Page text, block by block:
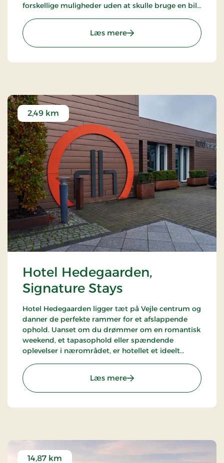
forskellige muligheder uden at skulle bruge en bil.
The Hotel Alliance.
Læs mere: ToRVehallerne, Partner
Hotel Hedegaarden,
Signature Stays
2,49 km
Hotel Hedegaarden ligger tæt på Vejle centrum og
danner de perfekte rammer for et afslappende
ophold. Uanset om du drømmer om en romantisk
weekend, et tapasophold eller spændende
oplevelser i nærområdet, er hotellet et ideelt
Læs mere: Hotel Hedegaarden,
14,87 km